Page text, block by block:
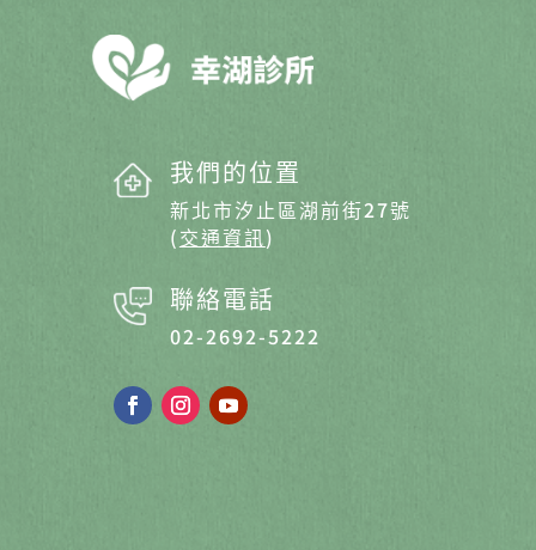
我們的位置
新北市汐止區湖前街27號
(交通資訊)
聯絡電話
02-2692-5222